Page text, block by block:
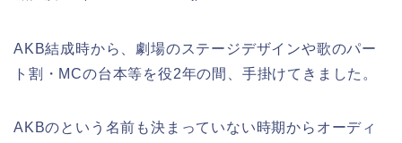
AKB結成時から、劇場のステージデザインや歌のパー
ト割・MCの台本等を役2年の間、手掛けてきました。
AKBのという名前も決まっていない時期からオーディ